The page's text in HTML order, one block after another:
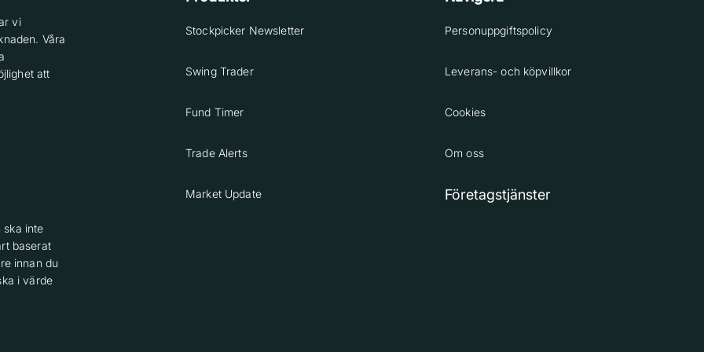
vi
Våra
att
ska inte
baserat
innan du
i värde
Stockpicker Newsletter
Swing Trader
Fund Timer
Trade Alerts
Market Update
Personuppgiftspolicy
Leverans- och köpvillkor
Cookies
Om oss
Företagstjänster